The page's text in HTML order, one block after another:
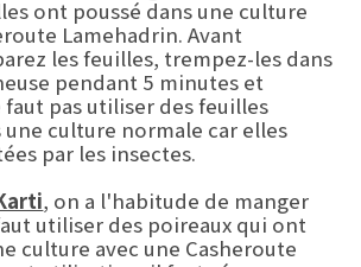
ont poussé dans une culture
Lamehadrin. Avant
les feuilles, trempez-les dans
pendant 5 minutes et
faut pas utiliser des feuilles
culture normale car elles
par les insectes.
, on a l'habitude de manger
utiliser des poireaux qui ont
culture avec une Casheroute